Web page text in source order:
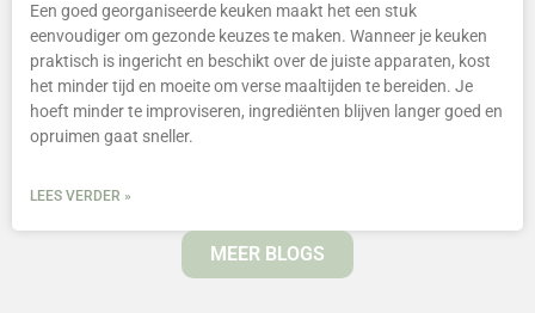
Een goed georganiseerde keuken maakt het een stuk
eenvoudiger om gezonde keuzes te maken. Wanneer je keuken
praktisch is ingericht en beschikt over de juiste apparaten, kost
het minder tijd en moeite om verse maaltijden te bereiden. Je
hoeft minder te improviseren, ingrediënten blijven langer goed en
opruimen gaat sneller.
LEES VERDER »
MEER BLOGS